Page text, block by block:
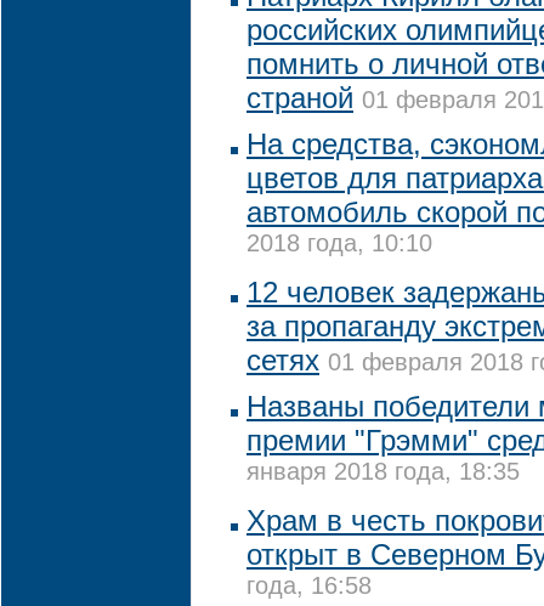
российских
помнить о личной
страной 01 февраля
На средства,
цветов для
автомобиль скорой
2018 года, 10:10
12 человек
за пропаганду
сетях 01 февраля 2018
Названы победители
премии "Грэмми"
января 2018 года, 18:35
Храм в честь
открыт в Северном
года, 16:58